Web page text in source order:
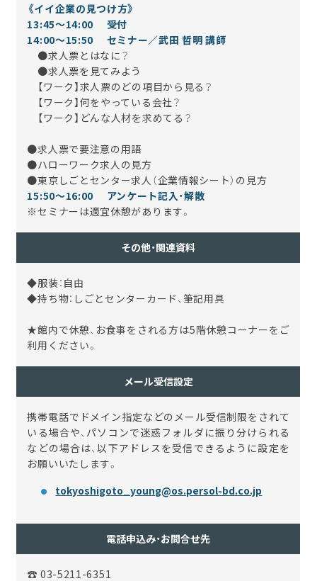
《イイ企業の見つけ方》
13:45～14:00 受付
14:00～15:50 セミナー／武田 哲明 講師
●求人票とはなに？
●求人票を見てみよう
【ワーク】求人票のどの項目から見る？
【ワーク】何をやっている会社？
【ワーク】どんな人材を求めてる？
●求人票で要注意の用語
●ハローワーク求人の見方
●東京しごとセンター求人（企業情報シート）の見方
15:50～16:00 アンケート記入・解散
※セミナーは適宜休憩があります。
その他・関連資料
◆服装：自由
◆持ち物：しごとセンターカード、筆記用具
★館内で休憩、お食事をされる方は5階休憩コーナーをご
利用ください。
メール受信設定
携帯電話でドメイン指定などのメール受信制限をされて
いる場合や、パソコンで迷惑フォルダに振り分けられる
などの場合は、以下アドレスを受信できるように設定を
お願いいたします。
tokyoshigoto_young@os.persol-bd.co.jp
電話申込み・お問合せ先
☎ 03-5211-6351